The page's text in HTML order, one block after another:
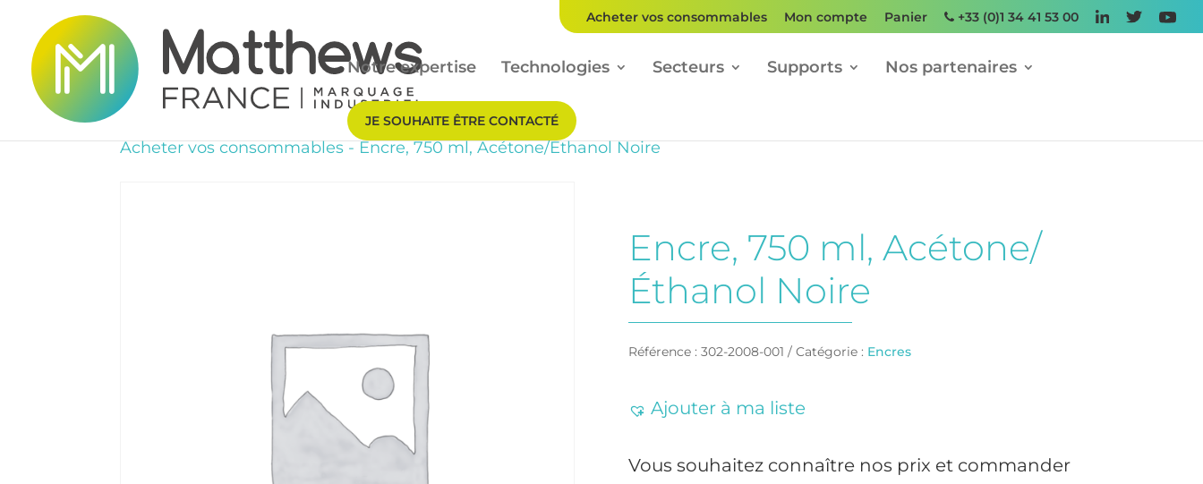
Acheter vos consommables Mon compte Panier +33 (0)1 34 41 53 00
Notre expertise Technologies Secteurs Supports Nos partenaires
JE SOUHAITE ÊTRE CONTACTÉ
Acheter vos consommables-Encre, 750 ml, Acétone/Éthanol Noire
Encre, 750 ml, Acétone/
Éthanol Noire
Référence : 302-2008-001 Catégorie : Encres
Ajouter à ma liste
Vous souhaitez connaître nos prix et commander